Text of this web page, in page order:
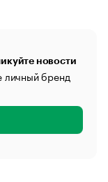
новости
личный бренд